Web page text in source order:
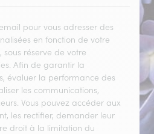
pour vous adresser des
en fonction de votre
sous réserve de votre
Afin de garantir la
évaluer la performance des
les communications,
Vous pouvez accéder aux
les rectifier, demander leur
droit à la limitation du